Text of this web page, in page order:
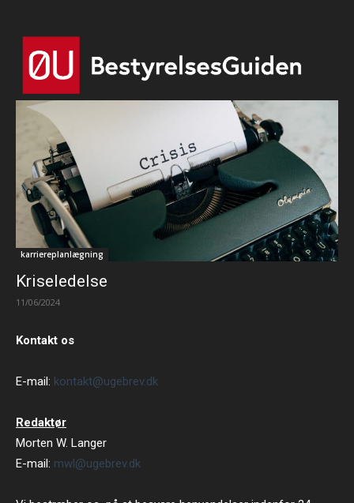
karriereplanlægning
Kriseledelse
11/06/2024
Kontakt os
E-mail: kontakt@ugebrev.dk
Redaktør
Morten W. Langer
E-mail: mwl@ugebrev.dk